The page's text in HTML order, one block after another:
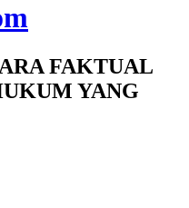
FAKTUAL
YANG